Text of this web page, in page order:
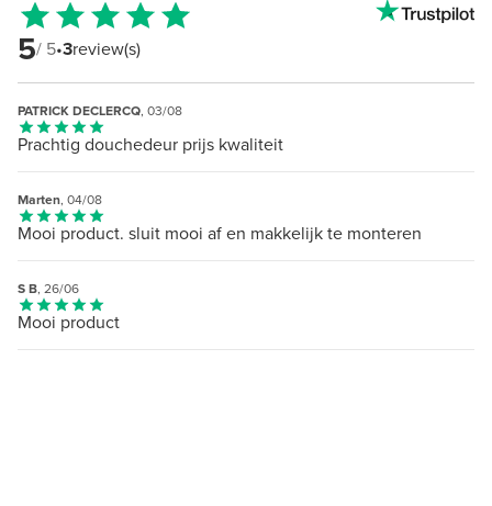
5/ 5•3review(s)
PATRICK DECLERCQ, 03/08
Prachtig douchedeur prijs kwaliteit
Marten, 04/08
Mooi product. sluit mooi af en makkelijk te monteren
S B, 26/06
Mooi product